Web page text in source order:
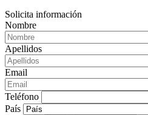
Solicita información
Nombre
Apellidos
Email
Teléfono
País